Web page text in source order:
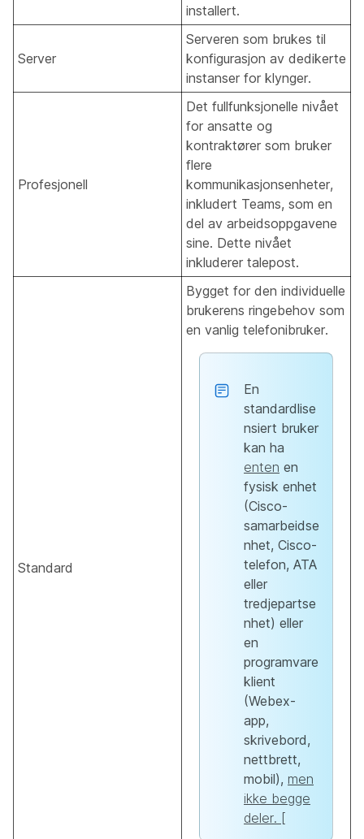
installert.
Server
Serveren som brukes til
konfigurasjon av dedikerte
instanser for klynger.
Profesjonell
Det fullfunksjonelle nivået
for ansatte og
kontraktører som bruker
flere
kommunikasjonsenheter,
inkludert Teams, som en
del av arbeidsoppgavene
sine. Dette nivået
inkluderer talepost.
Standard
Bygget for den individuelle
brukerens ringebehov som
en vanlig telefonibruker.
En
standardlise
nsiert bruker
kan ha
enten en
fysisk enhet
(Cisco-
samarbeidse
nhet, Cisco-
telefon, ATA
eller
tredjepartse
nhet) eller
en
programvare
klient
(Webex-
app,
skrivebord,
nettbrett,
mobil), men
ikke begge
deler. [